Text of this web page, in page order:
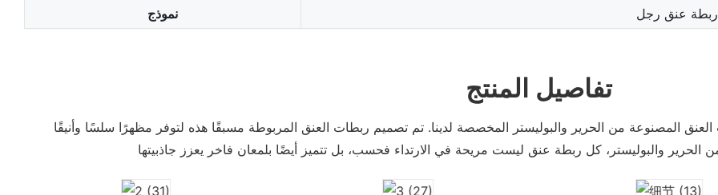
نموذج
ربطة عنق رجل
تفاصيل المنتج
المصنوعة من الحرير والبوليستر المخصصة لدينا. تم تصميم ربطات العنق المربوطة مسبقًا هذه لتوفر مظهرًا سلسًا وأنيقًا